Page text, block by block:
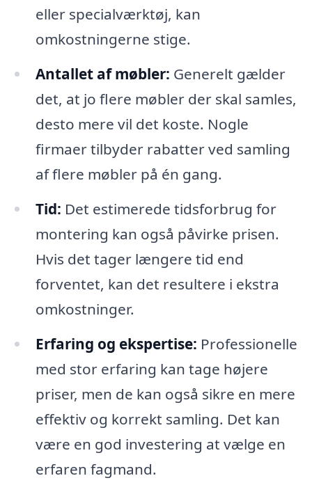
eller specialværktøj, kan
omkostningerne stige.
Antallet af møbler: Generelt gælder
det, at jo flere møbler der skal samles,
desto mere vil det koste. Nogle
firmaer tilbyder rabatter ved samling
af flere møbler på én gang.
Tid: Det estimerede tidsforbrug for
montering kan også påvirke prisen.
Hvis det tager længere tid end
forventet, kan det resultere i ekstra
omkostninger.
Erfaring og ekspertise: Professionelle
med stor erfaring kan tage højere
priser, men de kan også sikre en mere
effektiv og korrekt samling. Det kan
være en god investering at vælge en
erfaren fagmand.